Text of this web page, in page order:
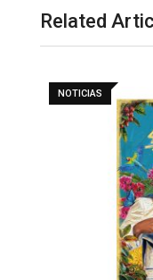
Related
NOTICIAS